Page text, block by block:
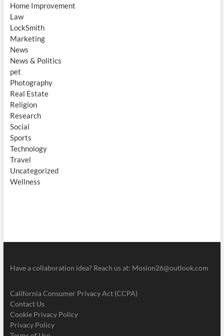
Home Improvement
Law
LockSmith
Marketing
News
News & Politics
pet
Photography
Real Estate
Religion
Research
Social
Sports
Technology
Travel
Uncategorized
Wellness
Have a collaboration idea? Reach us at: Mosion26@outlook.com
California Consumer Privacy Act (CCPA)
Contact Us
Cookie Privacy Policy
Privacy Policy